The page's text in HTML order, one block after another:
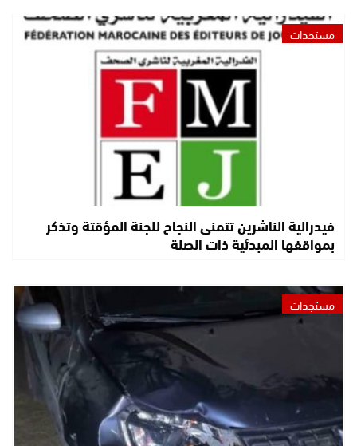
مستجدات
فيدرالية الناشرين تتمنى النجاح للجنة المؤقتة وتذكر
بمواقفها المبدئية ذات الصلة
مستجدات